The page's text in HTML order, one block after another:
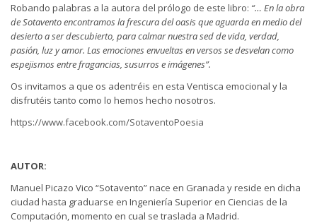
Robando palabras a la autora del prólogo de este libro: “… En la obra
de Sotavento encontramos la frescura del oasis que aguarda en medio del
desierto a ser descubierto, para calmar nuestra sed de vida, verdad,
pasión, luz y amor. Las emociones envueltas en versos se desvelan como
espejismos entre fragancias, susurros e imágenes”.
Os invitamos a que os adentréis en esta Ventisca emocional y la
disfrutéis tanto como lo hemos hecho nosotros.
https://www.facebook.com/SotaventoPoesia
AUTOR:
Manuel Picazo Vico “Sotavento” nace en Granada y reside en dicha
ciudad hasta graduarse en Ingeniería Superior en Ciencias de la
Computación, momento en cual se traslada a Madrid.